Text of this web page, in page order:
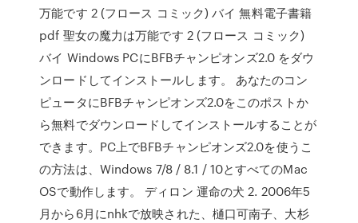
万能です 2 (フロース コミック) バイ 無料電子書籍
pdf 聖女の魔力は万能です 2 (フロース コミック)
バイ Windows PCにBFBチャンピオンズ2.0 をダウ
ンロードしてインストールします。 あなたのコン
ピュータにBFBチャンピオンズ2.0をこのポストか
ら無料でダウンロードしてインストールすることが
できます。PC上でBFBチャンピオンズ2.0を使うこ
の方法は、Windows 7/8 / 8.1 / 10とすべてのMac
OSで動作します。 ディロン 運命の犬 2. 2006年5
月から6月にnhkで放映された、樋口可南子、大杉